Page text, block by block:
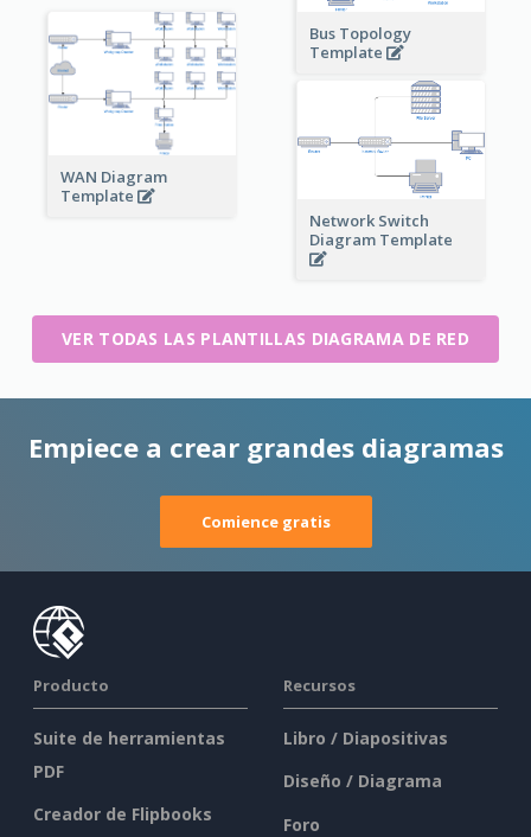
Bus Topology
Template
WAN Diagram
Template
Network Switch
Diagram Template
VER TODAS LAS PLANTILLAS DIAGRAMA DE RED
Empiece a crear grandes diagramas
Comience gratis
Producto
Suite de herramientas
PDF
Creador de Flipbooks
Recursos
Libro / Diapositivas
Diseño / Diagrama
Foro